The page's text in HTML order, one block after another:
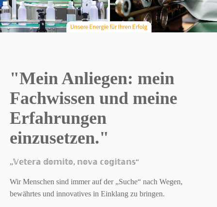
"Mein Anliegen: mein
Fachwissen und meine
Erfahrungen
einzusetzen."
„𝕍𝕖𝕥𝕖𝕣𝕒 𝕕𝕠𝕞𝕚𝕥𝕠, 𝕟𝕠𝕧𝕒 𝕔𝕠𝕘𝕚𝕥𝕒𝕟𝕤“
Wir Menschen sind immer auf der „Suche“ nach Wegen,
bewährtes und innovatives in Einklang zu bringen.